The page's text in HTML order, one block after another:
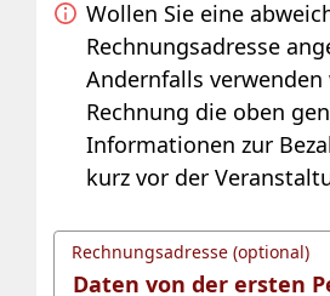
Wollen Sie eine
Rechnungsadresse
Andernfalls
Rechnung die oben
Informationen zur
kurz vor der
Rechnungsadresse (optional)